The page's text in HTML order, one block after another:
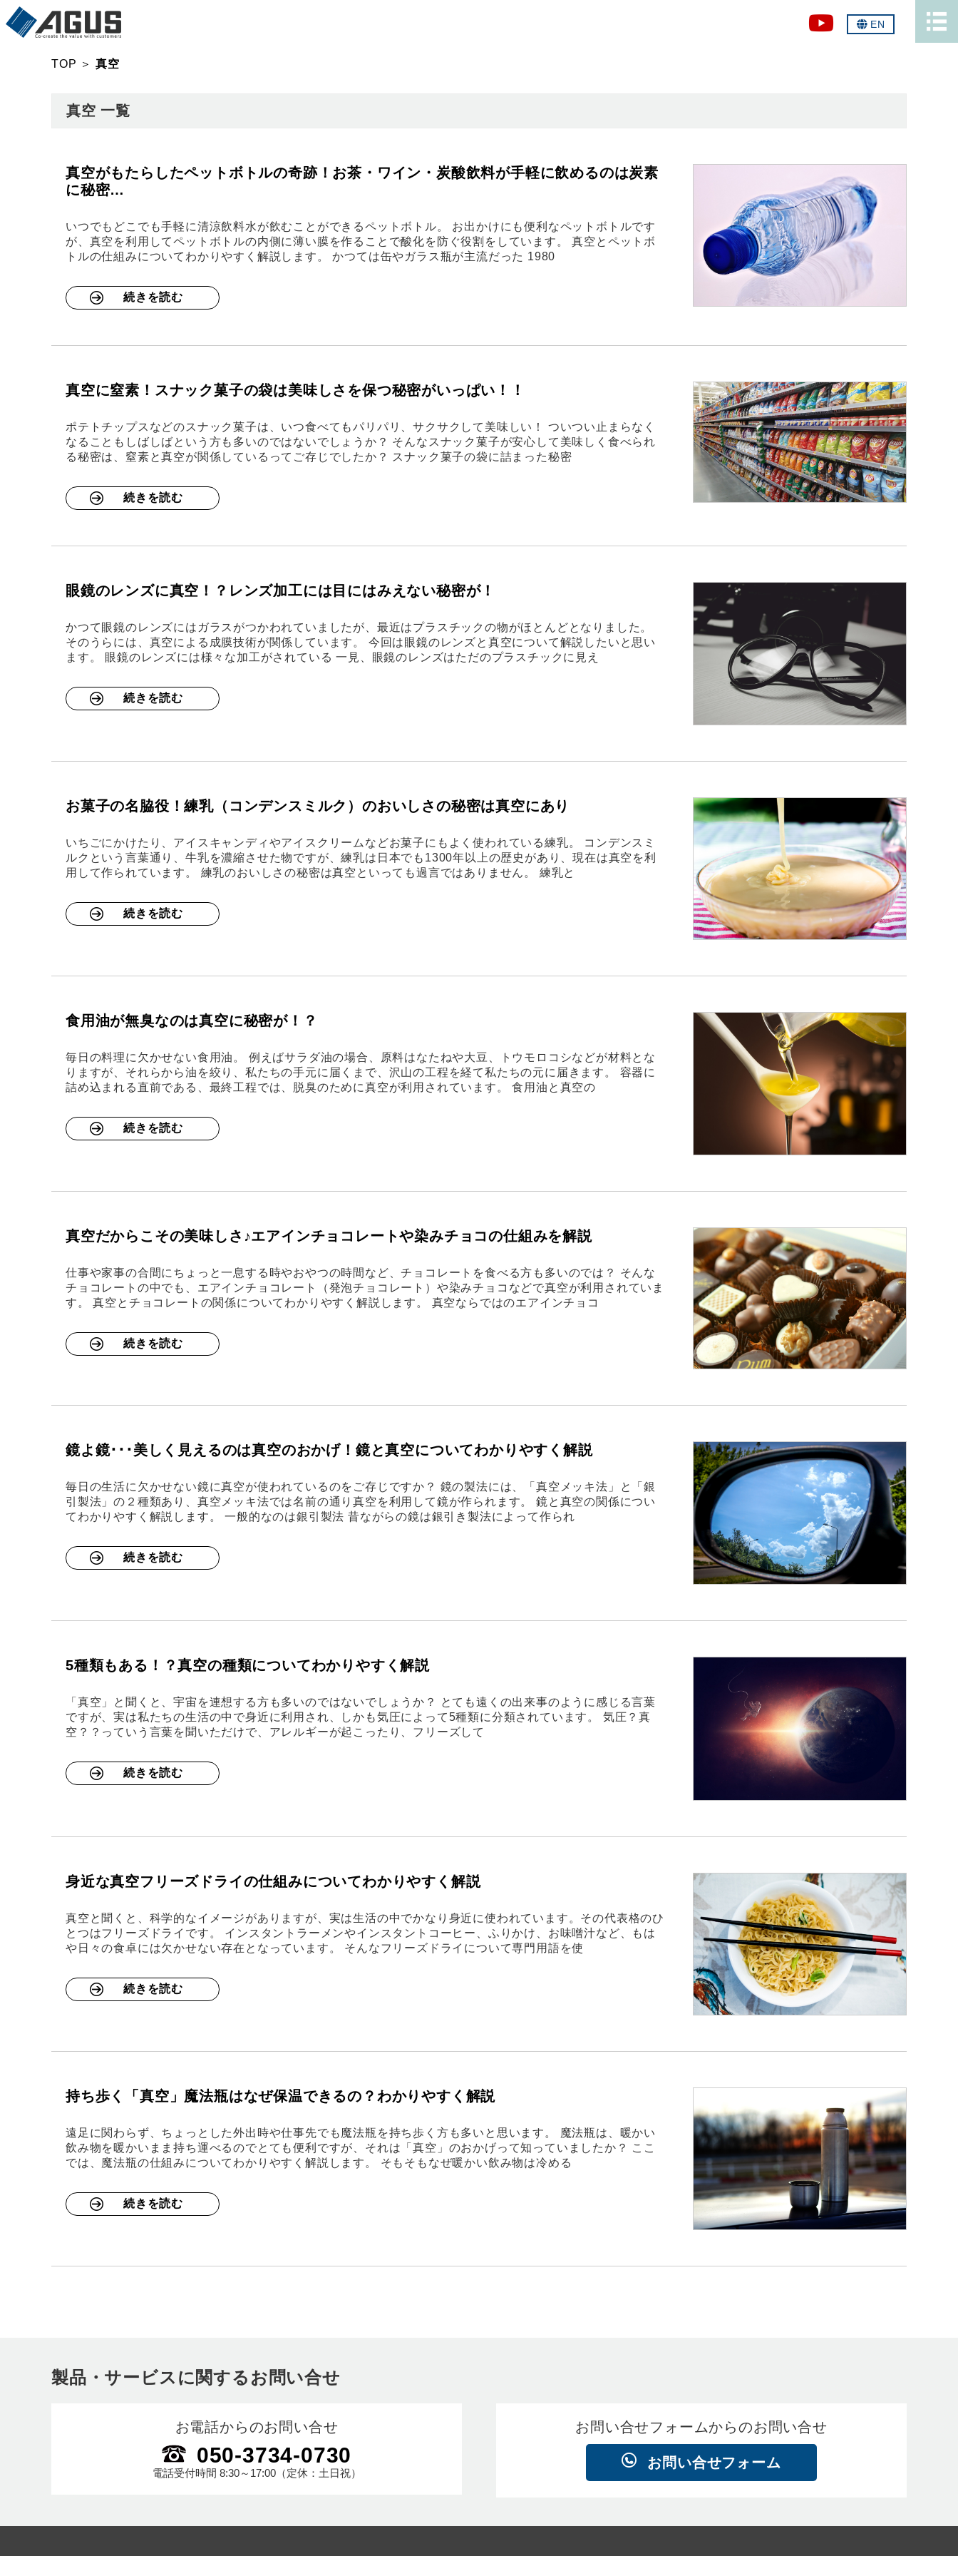
EN
TOP ＞ 真空
真空 一覧
真空がもたらしたペットボトルの奇跡！お茶・ワイン・炭酸飲料が手軽に飲めるのは炭素
に秘密…
いつでもどこでも手軽に清涼飲料水が飲むことができるペットボトル。 お出かけにも便利なペットボトルです
が、真空を利用してペットボトルの内側に薄い膜を作ることで酸化を防ぐ役割をしています。 真空とペットボ
トルの仕組みについてわかりやすく解説します。 かつては缶やガラス瓶が主流だった 1980
続きを読む
真空に窒素！スナック菓子の袋は美味しさを保つ秘密がいっぱい！！
ポテトチップスなどのスナック菓子は、いつ食べてもパリパリ、サクサクして美味しい！ ついつい止まらなく
なることもしばしばという方も多いのではないでしょうか？ そんなスナック菓子が安心して美味しく食べられ
る秘密は、窒素と真空が関係しているってご存じでしたか？ スナック菓子の袋に詰まった秘密
続きを読む
眼鏡のレンズに真空！？レンズ加工には目にはみえない秘密が！
かつて眼鏡のレンズにはガラスがつかわれていましたが、最近はプラスチックの物がほとんどとなりました。
そのうらには、真空による成膜技術が関係しています。 今回は眼鏡のレンズと真空について解説したいと思い
ます。 眼鏡のレンズには様々な加工がされている 一見、眼鏡のレンズはただのプラスチックに見え
続きを読む
お菓子の名脇役！練乳（コンデンスミルク）のおいしさの秘密は真空にあり
いちごにかけたり、アイスキャンディやアイスクリームなどお菓子にもよく使われている練乳。 コンデンスミ
ルクという言葉通り、牛乳を濃縮させた物ですが、練乳は日本でも1300年以上の歴史があり、現在は真空を利
用して作られています。 練乳のおいしさの秘密は真空といっても過言ではありません。 練乳と
続きを読む
食用油が無臭なのは真空に秘密が！？
毎日の料理に欠かせない食用油。 例えばサラダ油の場合、原料はなたねや大豆、トウモロコシなどが材料とな
りますが、それらから油を絞り、私たちの手元に届くまで、沢山の工程を経て私たちの元に届きます。 容器に
詰め込まれる直前である、最終工程では、脱臭のために真空が利用されています。 食用油と真空の
続きを読む
真空だからこその美味しさ♪エアインチョコレートや染みチョコの仕組みを解説
仕事や家事の合間にちょっと一息する時やおやつの時間など、チョコレートを食べる方も多いのでは？ そんな
チョコレートの中でも、エアインチョコレート（発泡チョコレート）や染みチョコなどで真空が利用されていま
す。 真空とチョコレートの関係についてわかりやすく解説します。 真空ならではのエアインチョコ
続きを読む
鏡よ鏡･･･美しく見えるのは真空のおかげ！鏡と真空についてわかりやすく解説
毎日の生活に欠かせない鏡に真空が使われているのをご存じですか？ 鏡の製法には、「真空メッキ法」と「銀
引製法」の２種類あり、真空メッキ法では名前の通り真空を利用して鏡が作られます。 鏡と真空の関係につい
てわかりやすく解説します。 一般的なのは銀引製法 昔ながらの鏡は銀引き製法によって作られ
続きを読む
5種類もある！？真空の種類についてわかりやすく解説
「真空」と聞くと、宇宙を連想する方も多いのではないでしょうか？ とても遠くの出来事のように感じる言葉
ですが、実は私たちの生活の中で身近に利用され、しかも気圧によって5種類に分類されています。 気圧？真
空？？っていう言葉を聞いただけで、アレルギーが起こったり、フリーズして
続きを読む
身近な真空フリーズドライの仕組みについてわかりやすく解説
真空と聞くと、科学的なイメージがありますが、実は生活の中でかなり身近に使われています。その代表格のひ
とつはフリーズドライです。 インスタントラーメンやインスタントコーヒー、ふりかけ、お味噌汁など、もは
や日々の食卓には欠かせない存在となっています。 そんなフリーズドライについて専門用語を使
続きを読む
持ち歩く「真空」魔法瓶はなぜ保温できるの？わかりやすく解説
遠足に関わらず、ちょっとした外出時や仕事先でも魔法瓶を持ち歩く方も多いと思います。 魔法瓶は、暖かい
飲み物を暖かいまま持ち運べるのでとても便利ですが、それは「真空」のおかげって知っていましたか？ ここ
では、魔法瓶の仕組みについてわかりやすく解説します。 そもそもなぜ暖かい飲み物は冷める
続きを読む
製品・サービスに関するお問い合せ
お電話からのお問い合せ
050-3734-0730
電話受付時間 8:30～17:00（定休：土日祝）
お問い合せフォームからのお問い合せ
お問い合せフォーム